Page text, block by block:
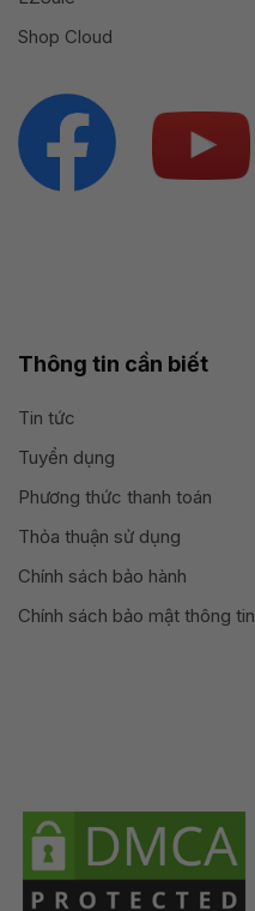
Shop Cloud
Thông tin cần biết
Tin tức
Tuyển dụng
Phương thức thanh toán
Thỏa thuận sử dụng
Chính sách bảo hành
Chính sách bảo mật thông tin